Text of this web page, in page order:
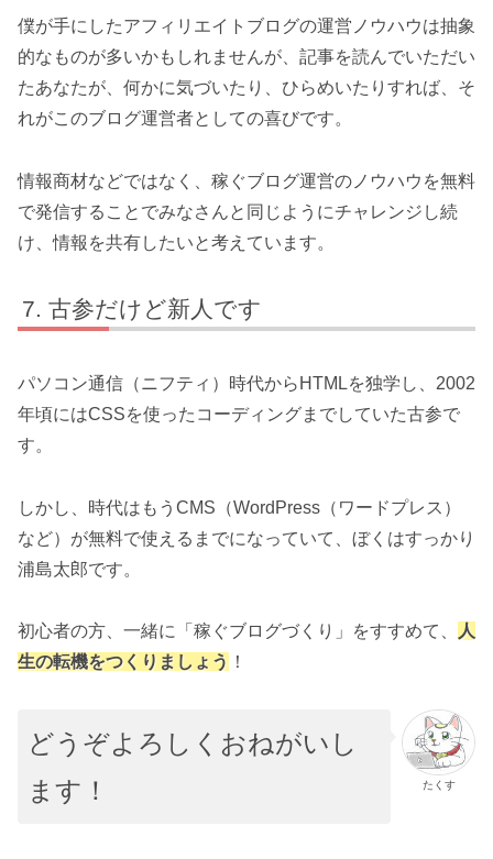
僕が手にしたアフィリエイトブログの運営ノウハウは抽象
的なものが多いかもしれませんが、記事を読んでいただい
たあなたが、何かに気づいたり、ひらめいたりすれば、そ
れがこのブログ運営者としての喜びです。
情報商材などではなく、稼ぐブログ運営のノウハウを無料
で発信することでみなさんと同じようにチャレンジし続
け、情報を共有したいと考えています。
古参だけど新人です
パソコン通信（ニフティ）時代からHTMLを独学し、2002
年頃にはCSSを使ったコーディングまでしていた古参で
す。
しかし、時代はもうCMS（WordPress（ワードプレス）
など）が無料で使えるまでになっていて、ぼくはすっかり
浦島太郎です。
初心者の方、一緒に「稼ぐブログづくり」をすすめて、
人
生の転機をつくりましょう ！
たくす
どうぞよろしくおねがいし
ます！